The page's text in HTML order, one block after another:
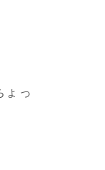
ょっ